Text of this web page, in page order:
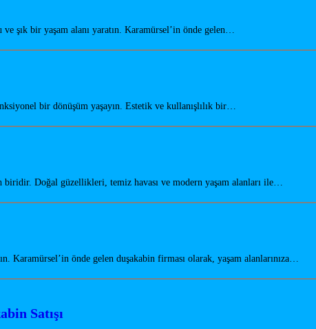
şık bir yaşam alanı yaratın. Karamürsel’in önde gelen…
bir dönüşüm yaşayın. Estetik ve kullanışlılık bir…
Doğal güzellikleri, temiz havası ve modern yaşam alanları ile…
Karamürsel’in önde gelen duşakabin firması olarak, yaşam alanlarınıza…
Satışı